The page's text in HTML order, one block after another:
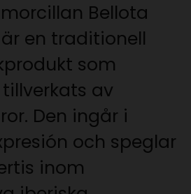
Bellota
är en traditionell
som
av
Den ingår i
och speglar
inom